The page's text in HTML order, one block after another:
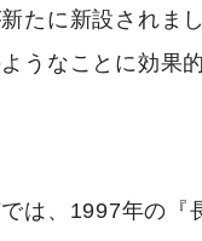
たに新設されま
うなことに効果
は、1997年の『